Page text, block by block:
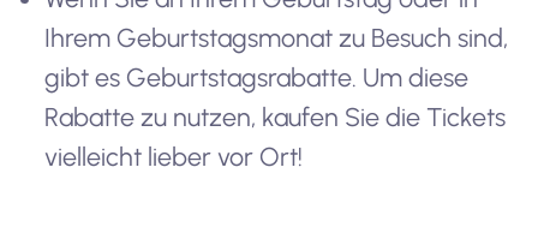
Ihrem Geburtstagsmonat zu Besuch sind,
gibt es Geburtstagsrabatte. Um diese
Rabatte zu nutzen, kaufen Sie die Tickets
vielleicht lieber vor Ort!